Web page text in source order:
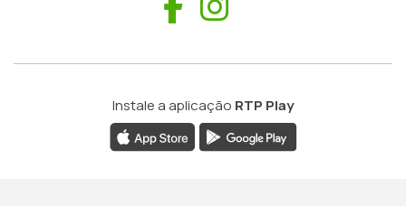
Instale a aplicação RTP Play